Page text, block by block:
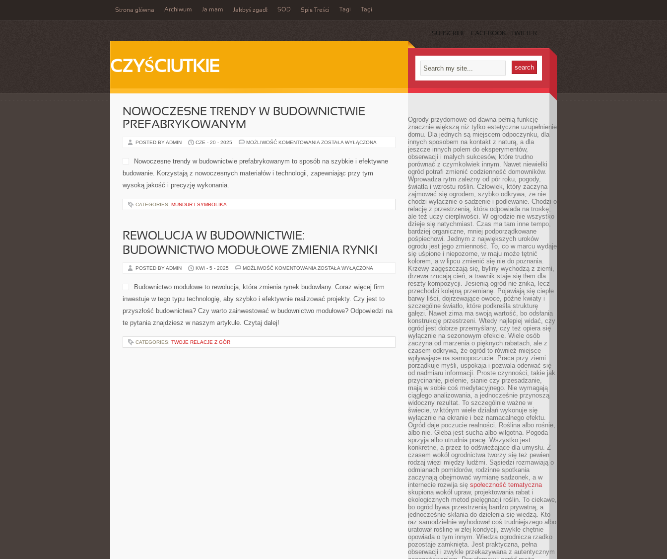
Strona główna Archiwum Ja mam Jakbyś zgadł SOD Spis Treści Tagi Tagi
SUBSCRIBE FACEBOOK TWITTER
CZYŚCIUTKIE
NOWOCZESNE TRENDY W BUDOWNICTWIE
PREFABRYKOWANYM
POSTED BY ADMIN CZE - 20 - 2025 MOŻLIWOŚĆ KOMENTOWANIA NOWOCZESNE
BUDOWNICTWIE
PREFABRYKOWANYM
ZOSTAŁA WYŁĄCZONA
Nowoczesne trendy w budownictwie prefabrykowanym
to sposób na szybkie i efektywne budowanie.
zapewniając przy tym wysoką jakość i precyzję
wykonania.
CATEGORIES:MUNDUR I SYMBOLIKA
REWOLUCJA W BUDOWNICTWIE:
POSTED BY ADMIN KWI - 5 - 2025 MOŻLIWOŚĆ KOMENTOWANIA
W
BUDOWNICTWO
ZOSTAŁA WYŁĄCZONA
Budownictwo modułowe to rewolucja, która zmienia
rynek budowlany. Coraz więcej firm inwestuje w tego
typu technologię, aby szybko i efektywnie realizować
projekty. Czy jest to przyszłość budownictwa? Czy
Ogrody przydomowe od dawna pełnią funkcję
znacznie większą niż tylko estetyczne uzupełnienie
domu. Dla jednych są miejscem odpoczynku, dla
innych sposobem na kontakt z naturą, a dla
jeszcze innych polem do eksperymentów,
obserwacji i małych sukcesów, które trudno
porównać z czymkolwiek innym. Nawet niewielki
ogród potrafi zmienić codzienność domowników.
Wprowadza rytm zależny od pór roku, pogody,
światła i wzrostu roślin. Człowiek, który zaczyna
zajmować się ogrodem, szybko odkrywa, że nie
chodzi wyłącznie o sadzenie i podlewanie. Chodzi o
relację z przestrzenią, która odpowiada na troskę,
ale też uczy cierpliwości. W ogrodzie nie wszystko
dzieje się natychmiast. Czas ma tam inne tempo,
bardziej organiczne, mniej podporządkowane
pośpiechowi. Jednym z największych uroków
ogrodu jest jego zmienność. To, co w marcu wydaje
się uśpione i niepozorne, w maju może tętnić
kolorem, a w lipcu zmienić się nie do poznania.
Krzewy zagęszczają się, byliny wychodzą z ziemi,
drzewa rzucają cień, a trawnik staje się tłem dla
reszty kompozycji. Jesienią ogród nie znika, lecz
przechodzi kolejną przemianę. Pojawiają się ciepłe
barwy liści, dojrzewające owoce, późne kwiaty i
szczególne światło, które podkreśla strukturę
gałęzi. Nawet zima ma swoją wartość, bo odsłania
konstrukcję przestrzeni. Wtedy najlepiej widać, czy
ogród jest dobrze przemyślany, czy też opiera się
wyłącznie na sezonowym efekcie. Wiele osób
zaczyna od marzenia o pięknych rabatach, ale z
czasem odkrywa, że ogród to również miejsce
wpływające na samopoczucie. Praca przy ziemi
porządkuje myśli, uspokaja i pozwala oderwać się
od nadmiaru informacji. Proste czynności, takie jak
przycinanie, pielenie, sianie czy przesadzanie,
mają w sobie coś medytacyjnego. Nie wymagają
ciągłego analizowania, a jednocześnie przynoszą
widoczny rezultat. To szczególnie ważne w
świecie, w którym wiele działań wykonuje się
wyłącznie na ekranie i bez namacalnego efektu.
Ogród daje poczucie realności. Roślina albo rośnie,
albo nie. Gleba jest sucha albo wilgotna. Pogoda
sprzyja albo utrudnia pracę. Wszystko jest
konkretne, a przez to odświeżające dla umysłu. Z
czasem wokół ogrodnictwa tworzy się też pewien
rodzaj więzi między ludźmi. Sąsiedzi rozmawiają o
odmianach pomidorów, rodzinne spotkania
zaczynają obejmować wymianę sadzonek, a w
internecie rozwija się społeczność tematyczna
skupiona wokół upraw, projektowania rabat i
ekologicznych metod pielęgnacji roślin. To ciekawe,
bo ogród bywa przestrzenią bardzo prywatną, a
jednocześnie skłania do dzielenia się wiedzą. Kto
raz samodzielnie wyhodował coś trudniejszego albo
uratował roślinę w złej kondycji, zwykle chętnie
opowiada o tym innym. Wiedza ogrodnicza rzadko
pozostaje zamknięta. Jest praktyczna, pełna
obserwacji i zwykle przekazywana z autentycznym